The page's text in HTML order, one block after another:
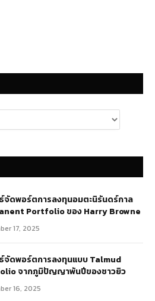
จัดพอร์ตการลงทุนอมตะนิรันดร์กาล
Portfolio ของ Harry Browne
17, 2025
จัดพอร์ตการลงทุนแบบ Talmud
จากภูมิปัญญาพันปีของชาวยิว
16, 2025